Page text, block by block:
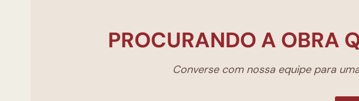
PROCURANDO A OBRA
Converse com nossa equipe para